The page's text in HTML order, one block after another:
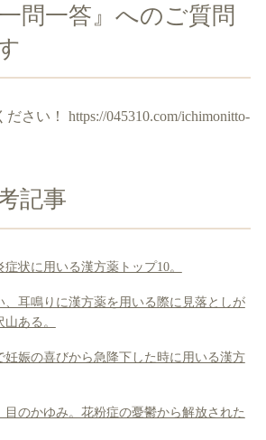
問一答』へのご質問
ださい！ https://045310.com/ichimonitto-
記事
状に用いる漢方薬トップ10。
、耳鳴りに漢方薬を用いる際に見落としが
ある。
妊娠の喜びから急降下した時に用いる漢方
目のかゆみ。花粉症の憂鬱から解放された